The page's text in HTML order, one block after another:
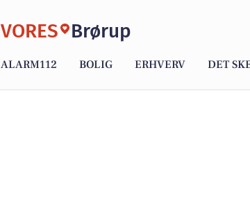
VORES Brørup
ALARM112 BOLIG ERHVERV DET